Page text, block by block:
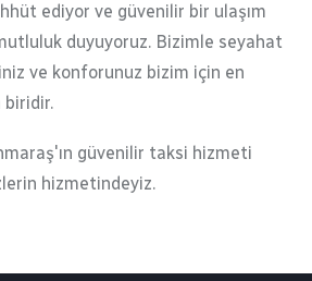
ediyor ve güvenilir bir ulaşım
duyuyoruz. Bizimle seyahat
ve konforunuz bizim için en
biridir.
güvenilir taksi hizmeti
hizmetindeyiz.